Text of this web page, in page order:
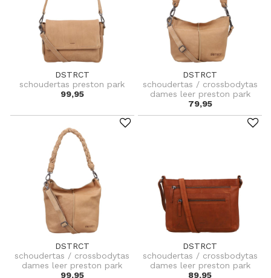
DSTRCT
schoudertas preston park
99,95
DSTRCT
schoudertas / crossbodytas
dames leer preston park
79,95
DSTRCT
schoudertas / crossbodytas
dames leer preston park
99,95
DSTRCT
schoudertas / crossbodytas
dames leer preston park
89,95